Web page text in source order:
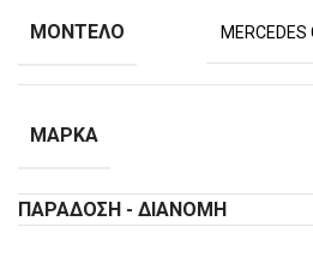
ΜΟΝΤΈΛΟ
ΜΆΡΚΑ
ΠΑΡΆΔΟΣΗ - ΔΙΑΝΟΜΉ